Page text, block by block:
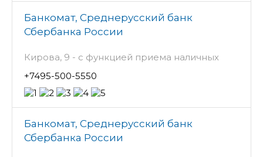
Банкомат, Среднерусский банк
Сбербанка России
Кирова, 9 - с функцией приема наличных
+7495-500-5550
Банкомат, Среднерусский банк
Сбербанка России